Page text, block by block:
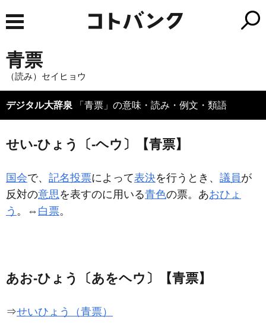
青票
（読み）セイヒョウ
デジタル大辞泉 「青票」の意味・読み・例文・類語
せい‐ひょう〔‐ヘウ〕【青票】
国会で、 記名投票によって表決を行うとき、 議員が
反対の意思を表すのに用いる青色の票。あおひょ
う 。⇔ 白票。
あお‐ひょう〔あをヘウ〕【青票】
⇒せいひょう（青票）